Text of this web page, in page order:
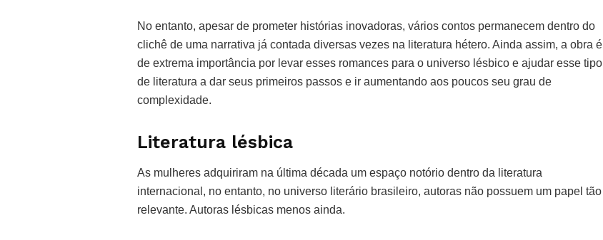
No entanto, apesar de prometer histórias inovadoras, vários contos permanecem dentro do
clichê de uma narrativa já contada diversas vezes na literatura hétero. Ainda assim, a obra é
de extrema importância por levar esses romances para o universo lésbico e ajudar esse tipo
de literatura a dar seus primeiros passos e ir aumentando aos poucos seu grau de
complexidade.
Literatura lésbica
As mulheres adquiriram na última década um espaço notório dentro da literatura
internacional, no entanto, no universo literário brasileiro, autoras não possuem um papel tão
relevante. Autoras lésbicas menos ainda.